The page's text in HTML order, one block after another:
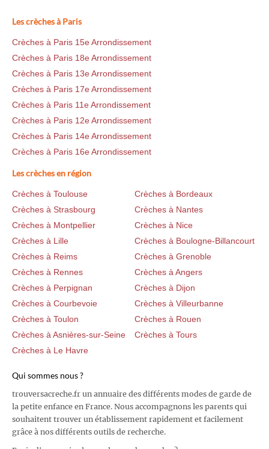
Les crèches à Paris
Crèches à Paris 15e Arrondissement
Crèches à Paris 18e Arrondissement
Crèches à Paris 13e Arrondissement
Crèches à Paris 17e Arrondissement
Crèches à Paris 11e Arrondissement
Crèches à Paris 12e Arrondissement
Crèches à Paris 14e Arrondissement
Crèches à Paris 16e Arrondissement
Les crèches en région
Crèches à Toulouse
Crèches à Bordeaux
Crèches à Strasbourg
Crèches à Nantes
Crèches à Montpellier
Crèches à Nice
Crèches à Lille
Crèches à Boulogne-Billancourt
Crèches à Reims
Crèches à Grenoble
Crèches à Rennes
Crèches à Angers
Crèches à Perpignan
Crèches à Dijon
Crèches à Courbevoie
Crèches à Villeurbanne
Crèches à Toulon
Crèches à Rouen
Crèches à Asnières-sur-Seine
Crèches à Tours
Crèches à Le Havre
Qui sommes nous ?
trouversacreche.fr un annuaire des différents modes de garde de
la petite enfance en France. Nous accompagnons les parents qui
souhaitent trouver un établissement rapidement et facilement
grâce à nos différents outils de recherche.